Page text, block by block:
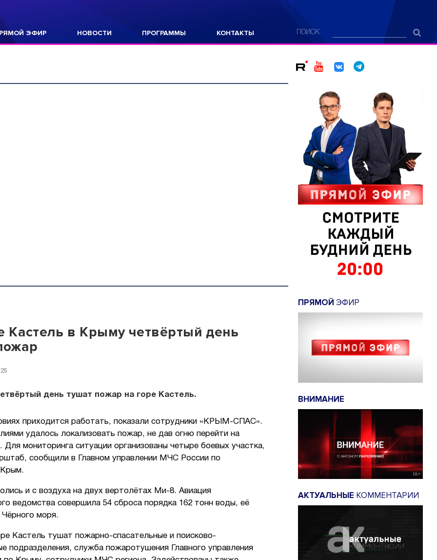
ЭФИР НОВОСТИ ПРОГРАММЫ КОНТАКТЫ ПОИСК
Кастель в Крыму четвёртый день
день тушат пожар на горе Кастель.
приходится работать, показали сотрудники «КРЫМ-СПАС».
удалось локализовать пожар, не дав огню перейти на
мониторинга ситуации организованы четыре боевых участка,
сообщили в Главном управлении МЧС России по
Крым.
и с воздуха на двух вертолётах Ми-8. Авиация
ведомства совершила 54 сброса порядка 162 тонн воды, её
Чёрного моря.
Кастель тушат пожарно-спасательные и поисково-
подразделения, служба пожаротушения Главного управления
ПРЯМОЙ ЭФИР
ВНИМАНИЕ
АКТУАЛЬНЫЕ КОММЕНТАРИИ